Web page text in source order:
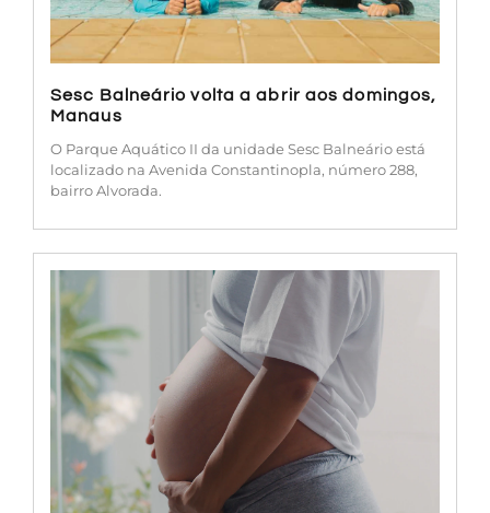
Sesc Balneário volta a abrir aos domingos,
Manaus
O Parque Aquático II da unidade Sesc Balneário está
localizado na Avenida Constantinopla, número 288,
bairro Alvorada.